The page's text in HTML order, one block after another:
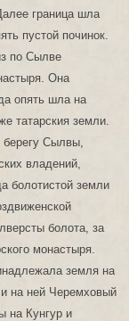
граница шла
пустой починок.
по Сылве
Она
опять шла на
татарския земли.
Сылвы,
владений,
болотистой земли
болота, за
монастыря.
земля на
на ней Черемховый
на Кунгур и